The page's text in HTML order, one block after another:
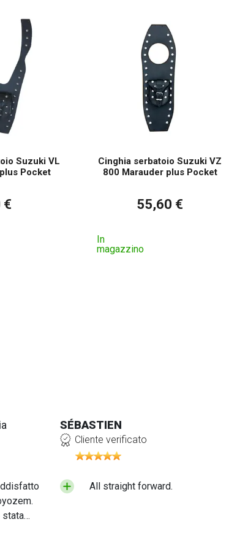
Suzuki VL
Pocket
€
Cinghia serbatoio Suzuki VZ
800 Marauder plus Pocket
55,60 €
In
magazzino
stata
SÉBASTIEN
Cliente verificato
All straight forward.